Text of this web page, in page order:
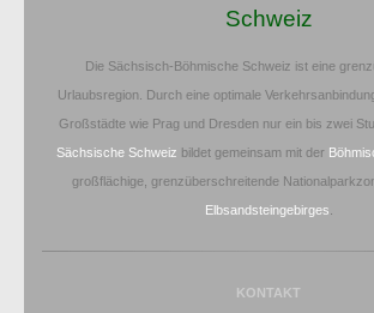
Schweiz
Die Sächsisch-Böhmische Schweiz ist eine
Urlaubsregion. Durch eine optimale
Großstädte wie Prag und Dresden nur ein bis zwei
Sächsische Schweiz bildet gemeinsam mit der
großflächige, grenzüberschreitende
Elbsandsteingebirges
KONTAKT